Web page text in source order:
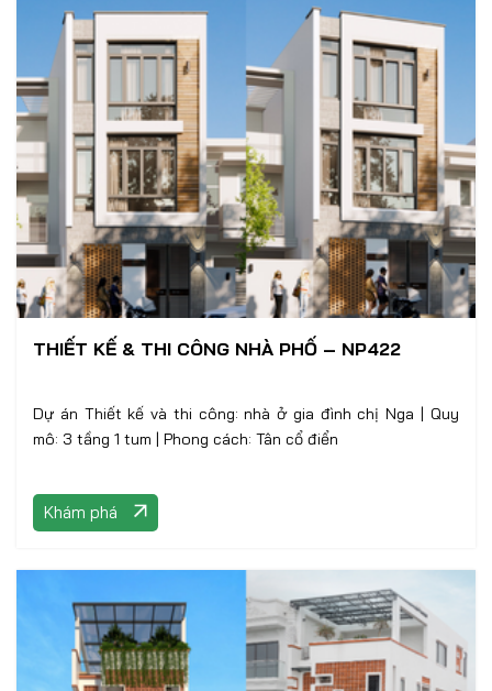
THIẾT KẾ & THI CÔNG NHÀ PHỐ – NP422
Dự án Thiết kế và thi công: nhà ở gia đình chị Nga | Quy
mô: 3 tầng 1 tum | Phong cách: Tân cổ điển
Khám phá